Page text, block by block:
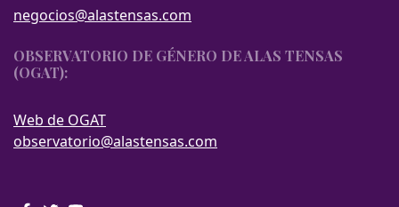
negocios@alastensas.com
OBSERVATORIO DE GÉNERO DE ALAS TENSAS
(OGAT):
Web de OGAT
observatorio@alastensas.com